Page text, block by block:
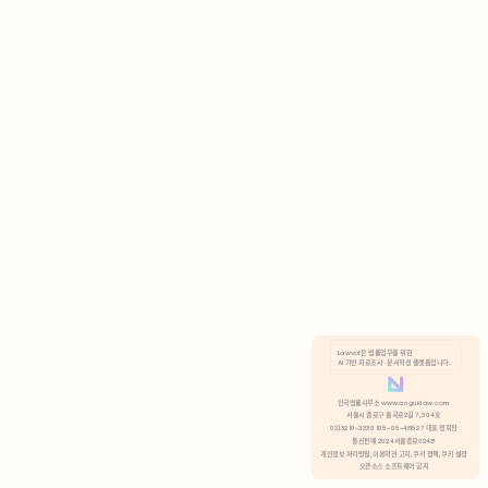
분석 쿠키 허용
Lawvot은 법률업무를 위한
AI 기반 자료조사 · 문서작성 플랫폼입니다.
안국법률사무소 www.anguklaw.com
서울시 종로구 율곡로2길 7, 304호
02)3210-3330 105-05-48527 대표 정희찬
통신판매 2024서울종로0248
개인정보 처리방침, 이용약관 고지, 쿠키 정책, 쿠키 설정
오픈소스 소프트웨어 공지